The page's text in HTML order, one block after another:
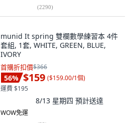
(2290)
munid It spring 雙欄數學練習本 4件
套組, 1套, WHITE, GREEN, BLUE,
IVORY
首購折扣價$366
56% $159 ($159.00/1個)
運費 $195
8/13 星期四 預計送達
WOW免運